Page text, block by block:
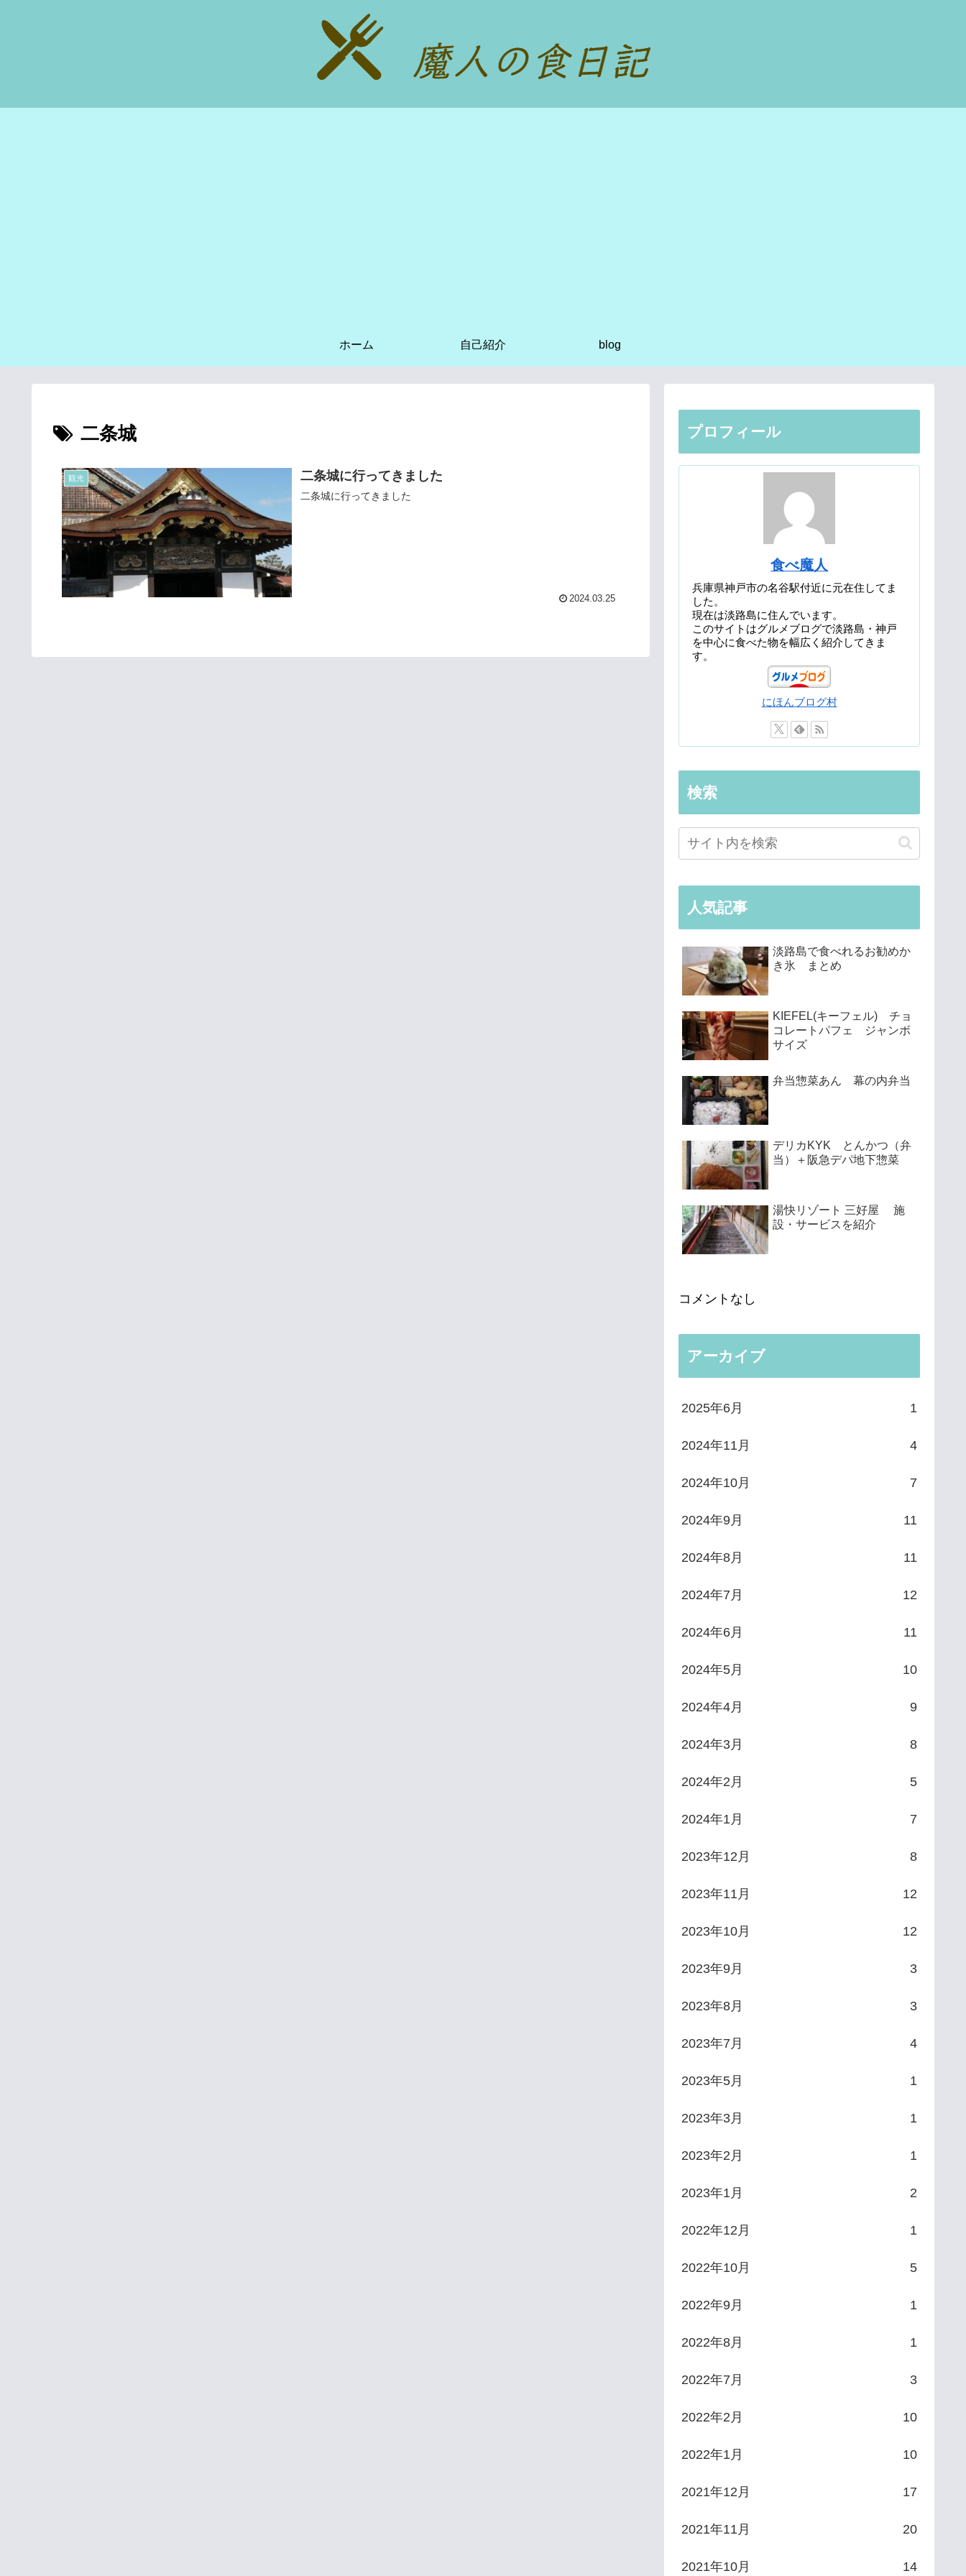
ホーム 自己紹介 blog
二条城
観光 二条城に行ってきました
二条城に行ってきました
2024.03.25
プロフィール
食べ魔人
兵庫県神戸市の名谷駅付近に元在住してま
した。
現在は淡路島に住んでいます。
このサイトはグルメブログで淡路島・神戸
を中心に食べた物を幅広く紹介してきま
す。
にほんブログ村
検索
人気記事
淡路島で食べれるお勧めか
き氷 まとめ
KIEFEL(キーフェル) チョ
コレートパフェ ジャンボ
サイズ
弁当惣菜あん 幕の内弁当
デリカKYK とんかつ（弁
当）＋阪急デパ地下惣菜
湯快リゾート 三好屋 施
設・サービスを紹介
コメントなし
アーカイブ
2025年6月 1
2024年11月 4
2024年10月 7
2024年9月 11
2024年8月 11
2024年7月 12
2024年6月 11
2024年5月 10
2024年4月 9
2024年3月 8
2024年2月 5
2024年1月 7
2023年12月 8
2023年11月 12
2023年10月 12
2023年9月 3
2023年8月 3
2023年7月 4
2023年5月 1
2023年3月 1
2023年2月 1
2023年1月 2
2022年12月 1
2022年10月 5
2022年9月 1
2022年8月 1
2022年7月 3
2022年2月 10
2022年1月 10
2021年12月 17
2021年11月 20
2021年10月 14